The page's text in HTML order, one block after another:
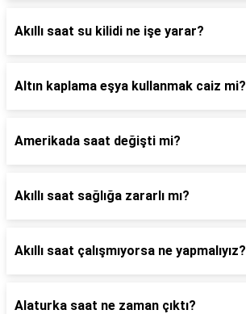
Akıllı saat su kilidi ne işe yarar?
Altın kaplama eşya kullanmak caiz mi?
Amerikada saat değişti mi?
Akıllı saat sağlığa zararlı mı?
Akıllı saat çalışmıyorsa ne yapmalıyız?
Alaturka saat ne zaman çıktı?